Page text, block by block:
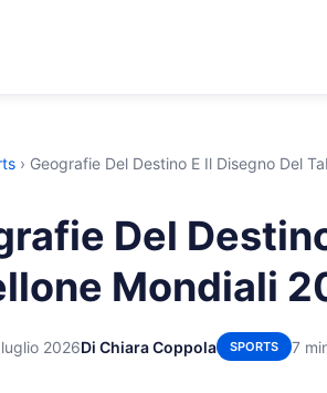
› Geografie Del Destino E Il Disegno Del
Del
Mondiali
2026Di Chiara Coppola SPORTS 7